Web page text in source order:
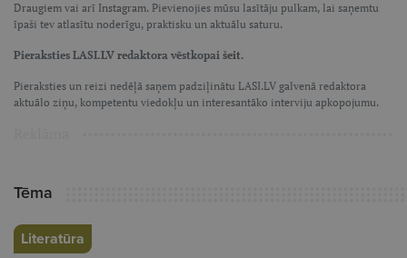
Draugiem vai arī Instagram. Pievienojies mūsu lasītāju pulkam, lai saņemtu
īpaši tev atlasītu noderīgu, praktisku un aktuālu saturu.
Pieraksties LASI.LV redaktora vēstkopai šeit.
Pieraksties un reizi nedēļā saņem padziļinātu LASI.LV galvenā redaktora
aktuālo ziņu, kompetentu viedokļu un interesantāko interviju apkopojumu.
Tēma
Literatūra